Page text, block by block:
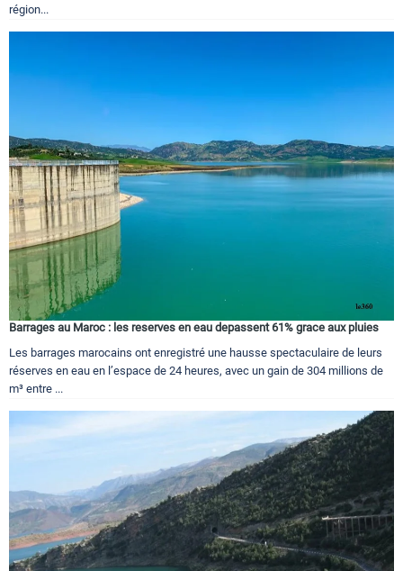
région...
Barrages au Maroc : les reserves en eau depassent 61% grace aux pluies
Les barrages marocains ont enregistré une hausse spectaculaire de leurs
réserves en eau en l’espace de 24 heures, avec un gain de 304 millions de
m³ entre ...